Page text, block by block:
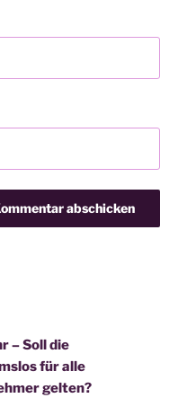
– Soll die
für alle
gelten?